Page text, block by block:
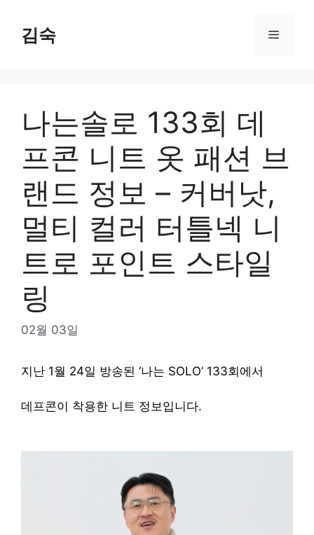
content
김숙 Menu
나는솔로 133회 데
프콘 니트 옷 패션 브
랜드 정보 – 커버낫,
멀티 컬러 터틀넥 니
트로 포인트 스타일
링
02월 03일
지난 1월 24일 방송된 ‘나는 SOLO’ 133회에서
데프콘이 착용한 니트 정보입니다.